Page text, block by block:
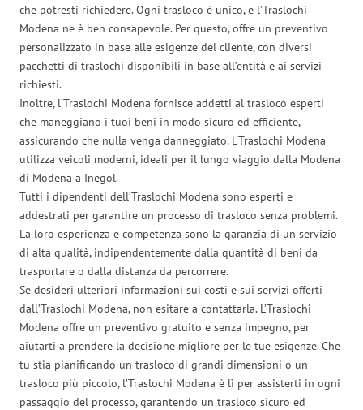
che potresti richiedere. Ogni trasloco è unico, e l’Traslochi
Modena ne è ben consapevole. Per questo, offre un preventivo
personalizzato in base alle esigenze del cliente, con diversi
pacchetti di traslochi disponibili in base all’entità e ai servizi
richiesti.
Inoltre, l’Traslochi Modena fornisce addetti al trasloco esperti
che maneggiano i tuoi beni in modo sicuro ed efficiente,
assicurando che nulla venga danneggiato. L’Traslochi Modena
utilizza veicoli moderni, ideali per il lungo viaggio dalla Modena
di Modena a Inegöl.
Tutti i dipendenti dell’Traslochi Modena sono esperti e
addestrati per garantire un processo di trasloco senza problemi.
La loro esperienza e competenza sono la garanzia di un servizio
di alta qualità, indipendentemente dalla quantità di beni da
trasportare o dalla distanza da percorrere.
Se desideri ulteriori informazioni sui costi e sui servizi offerti
dall’Traslochi Modena, non esitare a contattarla. L’Traslochi
Modena offre un preventivo gratuito e senza impegno, per
aiutarti a prendere la decisione migliore per le tue esigenze. Che
tu stia pianificando un trasloco di grandi dimensioni o un
trasloco più piccolo, l’Traslochi Modena è lì per assisterti in ogni
passaggio del processo, garantendo un trasloco sicuro ed